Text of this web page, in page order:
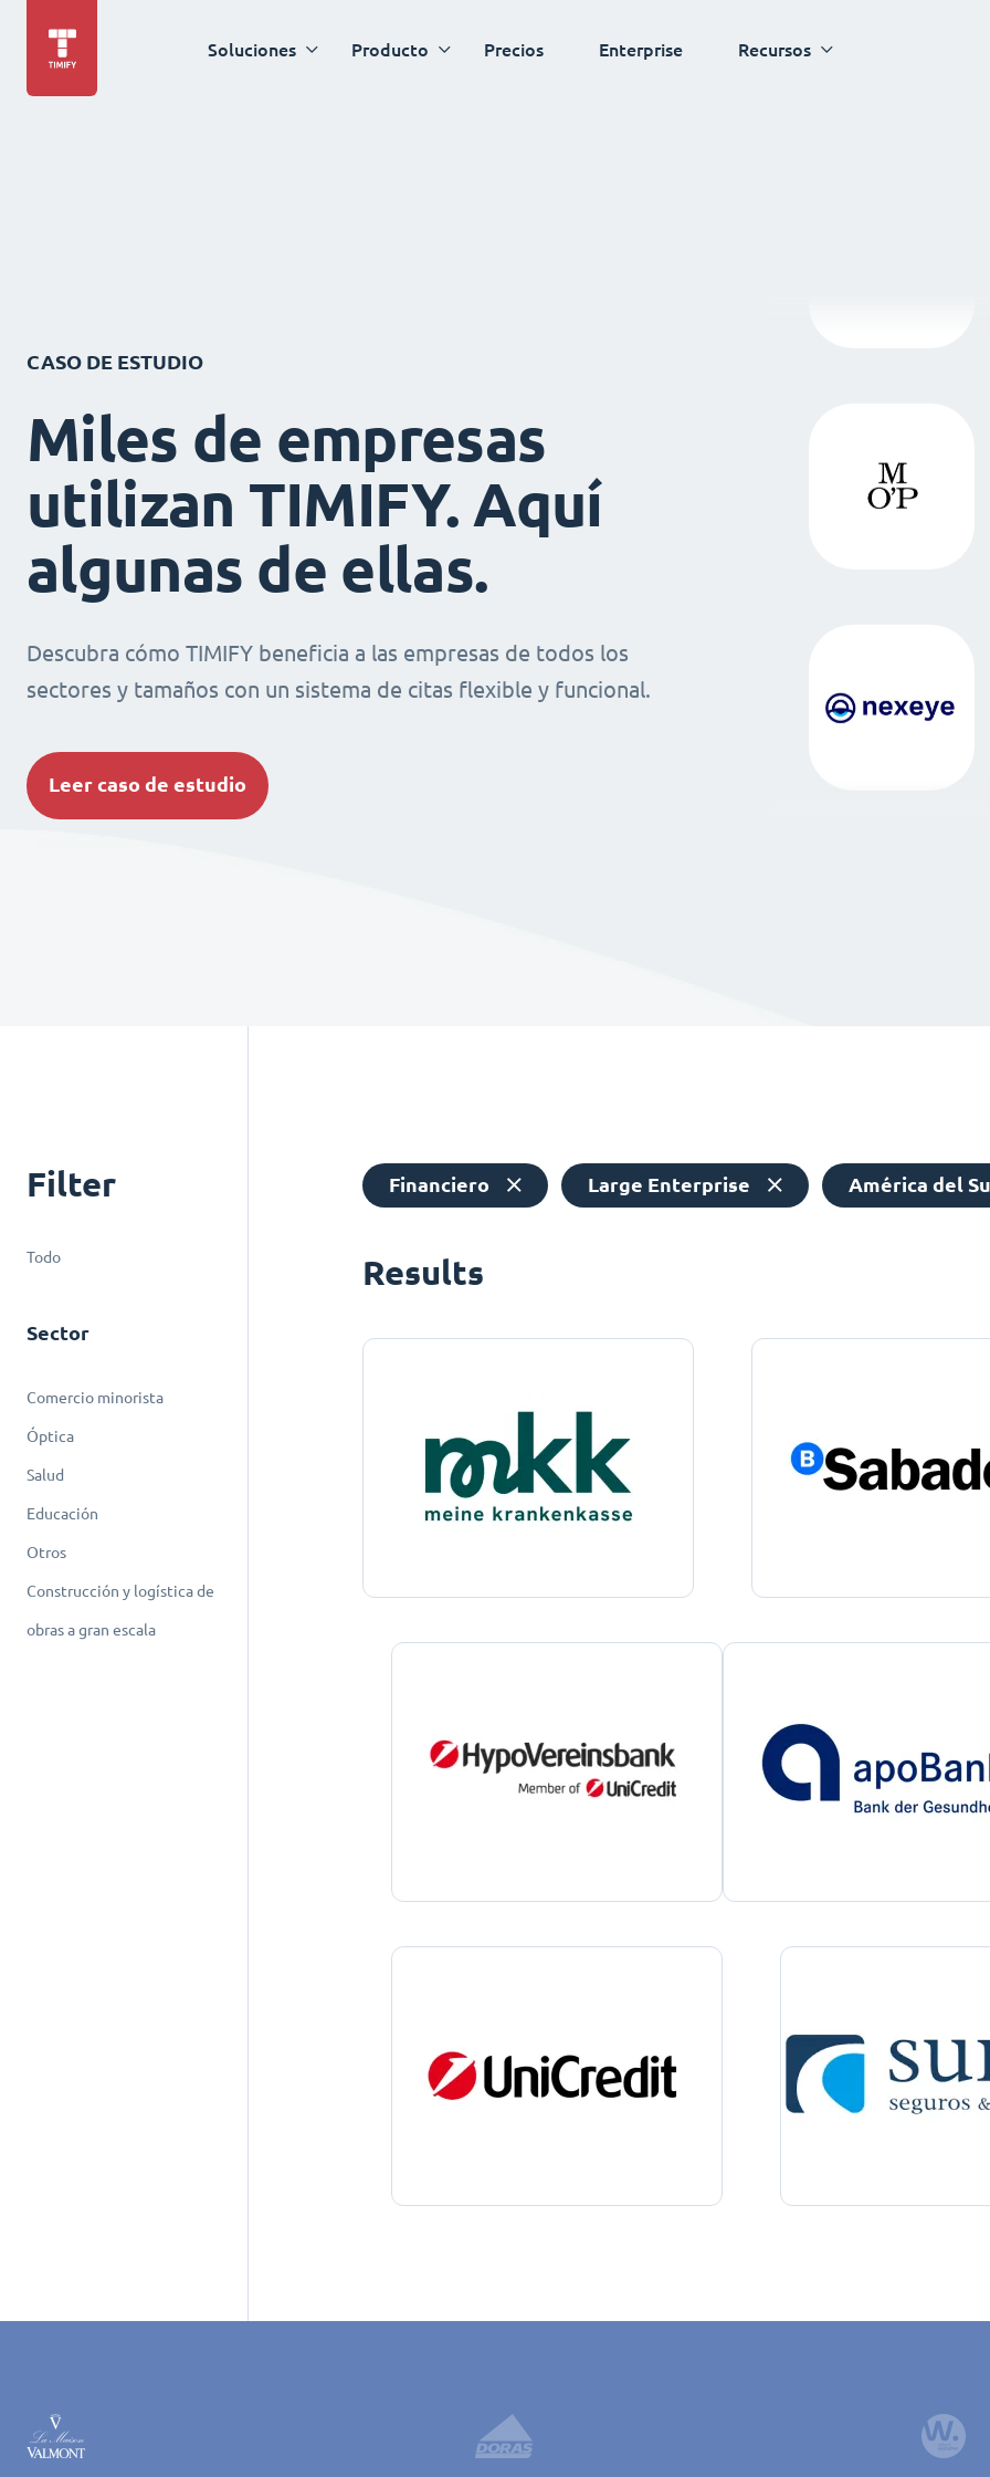
Soluciones Producto Precios Enterprise Recursos
CASO DE ESTUDIO
Miles de empresas
utilizan TIMIFY. Aquí
algunas de ellas.
Descubra cómo TIMIFY beneficia a las empresas de todos los
sectores y tamaños con un sistema de citas flexible y funcional.
Leer caso de estudio
Filter
Todo
Sector
Comercio minorista
Óptica
Salud
Educación
Otros
Construcción y logística de
obras a gran escala
Financiero Large Enterprise América del
Results